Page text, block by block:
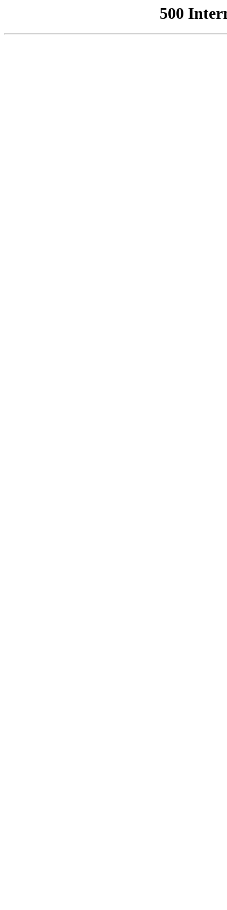
500